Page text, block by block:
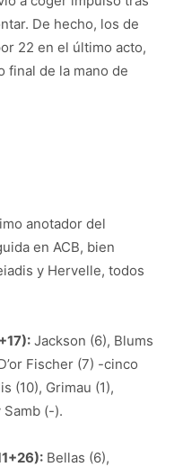
De hecho, los de
22 en el último acto,
final de la mano de
anotador del
en ACB, bien
y Hervelle, todos
Jackson (6), Blums
Fischer (7) -cinco
(10), Grimau (1),
(-).
Bellas (6),